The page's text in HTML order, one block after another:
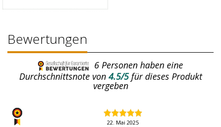
Bewertungen
6 Personen haben eine
Durchschnittsnote von4.5/5für dieses Produkt
vergeben
22. Mai 2025